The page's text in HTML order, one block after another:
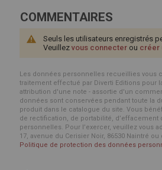
COMMENTAIRES
Seuls les utilisateurs enregistrés
Veuillez vous connecter ou créer
Les données personnelles recueillies vous
traitement effectué par Diverti Editions pour
attribution d'une note - assortie d'un
données sont conservées pendant toute la
produit dans le catalogue du site. Vous
de rectification, de portabilité, d’effacement
personnelles. Pour l’exercer, veuillez vous
17, avenue du Cerisier Noir, 86530 Naintré
Politique de protection des données